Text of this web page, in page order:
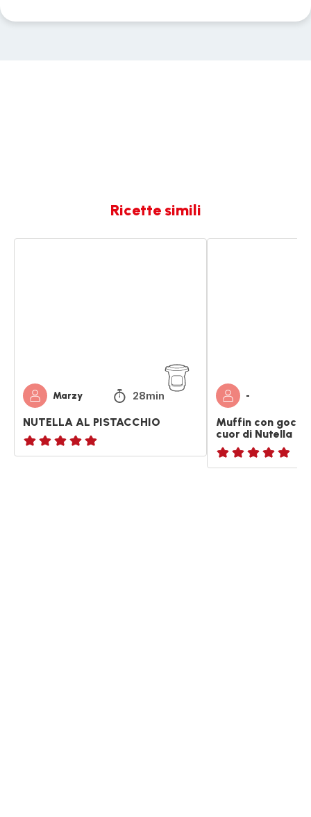
Ricette simili
Marzy 28min
NUTELLA AL PISTACCHIO
Recensione
-
Muffin con
cuor di Nutella
ratings.NaN